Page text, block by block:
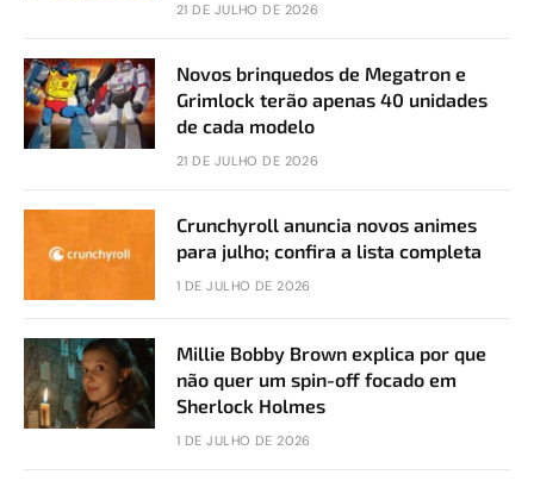
21 DE JULHO DE 2026
Novos brinquedos de Megatron e
Grimlock terão apenas 40 unidades
de cada modelo
21 DE JULHO DE 2026
Crunchyroll anuncia novos animes
para julho; confira a lista completa
1 DE JULHO DE 2026
Millie Bobby Brown explica por que
não quer um spin-off focado em
Sherlock Holmes
1 DE JULHO DE 2026